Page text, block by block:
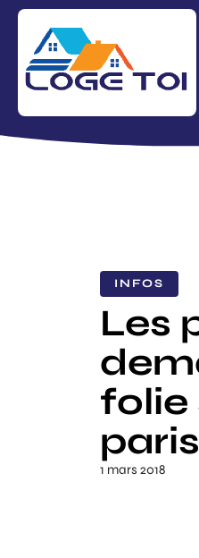
INFOS
Les
folie
1 mars 2018